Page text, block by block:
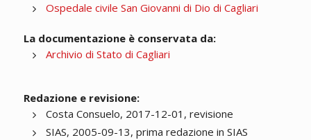
Ospedale civile San Giovanni di Dio di Cagliari
La documentazione è conservata da:
Archivio di Stato di Cagliari
Redazione e revisione:
Costa Consuelo, 2017-12-01, revisione
SIAS, 2005-09-13, prima redazione in SIAS